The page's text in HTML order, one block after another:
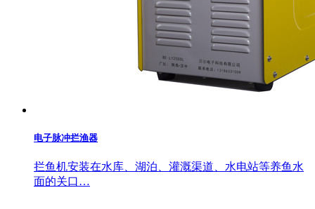
电子脉冲拦渔器
拦鱼机安装在水库、湖泊、灌溉渠道、水电站等养鱼水
面的关口…